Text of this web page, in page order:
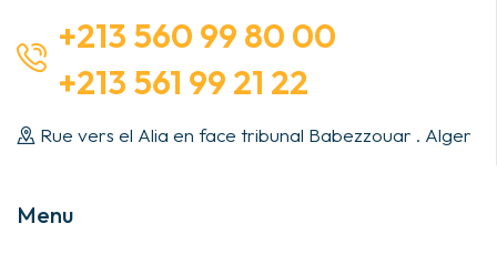
+213 560 99 80 00
+213 561 99 21 22
Rue vers el Alia en face tribunal Babezzouar . Alger
Menu